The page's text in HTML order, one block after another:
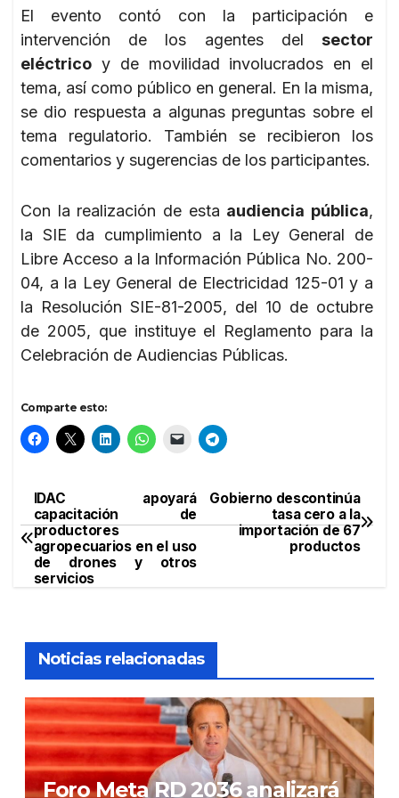
El evento contó con la participación e
intervención de los agentes del sector
eléctrico y de movilidad involucrados en el
tema, así como público en general. En la misma,
se dio respuesta a algunas preguntas sobre el
tema regulatorio. También se recibieron los
comentarios y sugerencias de los participantes.
Con la realización de esta audiencia pública,
la SIE da cumplimiento a la Ley General de
Libre Acceso a la Información Pública No. 200-
04, a la Ley General de Electricidad 125-01 y a
la Resolución SIE-81-2005, del 10 de octubre
de 2005, que instituye el Reglamento para la
Celebración de Audiencias Públicas.
Comparte esto:
Navegación
de
entradas
Gobierno descontinúa
tasa cero a la
importación de 67
productos
IDAC apoyará
capacitación de
productores
agropecuarios en el uso
de drones y otros
servicios
Noticias relacionadas
Foro Meta RD 2036 analizará